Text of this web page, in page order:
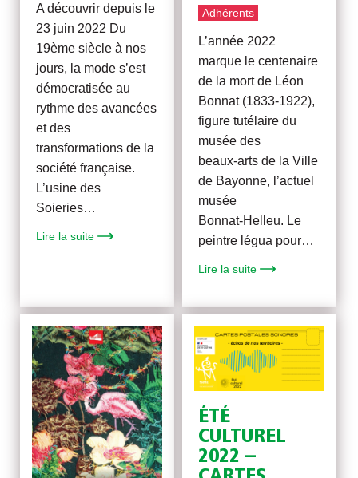
A découvrir depuis le
23 juin 2022 Du
19ème siècle à nos
jours, la mode s’est
démocratisée au
rythme des avancées
et des
transformations de la
société française.
L’usine des
Soieries…
Lire la suite
Adhérents
L’année 2022
marque le centenaire
de la mort de Léon
Bonnat (1833-1922),
figure tutélaire du
musée des
beaux‑arts de la Ville
de Bayonne, l’actuel
musée
Bonnat‑Helleu. Le
peintre légua pour…
Lire la suite
ÉTÉ
CULTUREL
2022 –